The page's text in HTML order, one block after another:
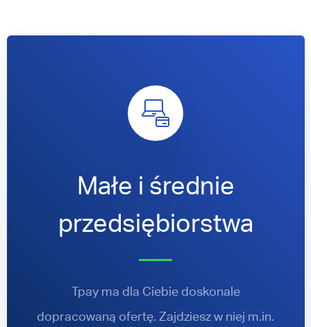
Małe i średnie
przedsiębiorstwa
Tpay ma dla Ciebie doskonale
dopracowaną ofertę. Zajdziesz w niej m.in.